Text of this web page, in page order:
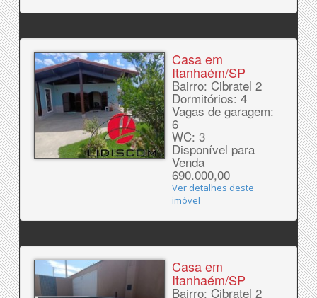
Casa em
Itanhaém/SP
Bairro: Cibratel 2
Dormitórios: 4
Vagas de garagem:
6
WC: 3
Disponível para
Venda
690.000,00
Ver detalhes deste
imóvel
Casa em
Itanhaém/SP
Bairro: Cibratel 2